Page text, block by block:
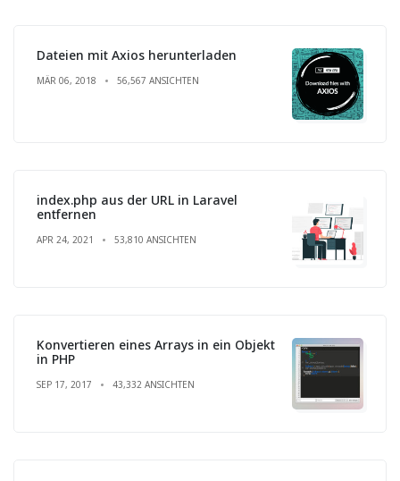
Dateien mit Axios herunterladen
MÄR 06, 2018 56,567 ANSICHTEN
index.php aus der URL in Laravel
entfernen
APR 24, 2021 53,810 ANSICHTEN
Konvertieren eines Arrays in ein Objekt
in PHP
SEP 17, 2017 43,332 ANSICHTEN